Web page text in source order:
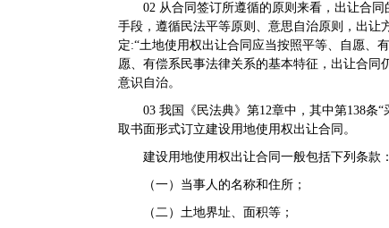
02 从合同签订所遵循的原则来看， 出让合同
手段，遵循民法平等原则、意思自治原则，出让
定:“土地使用权出让合同应当按照平等、自愿、
愿、有偿系民事法律关系的基本特征，出让合
意识自治。
03 我国《民法典》第12章中，其中第138条
取书面形式订立建设用地使用权出让合同。
建设用地使用权出让合同一般包括下列条款：
（一）当事人的名称和住所；
（二）土地界址、面积等；